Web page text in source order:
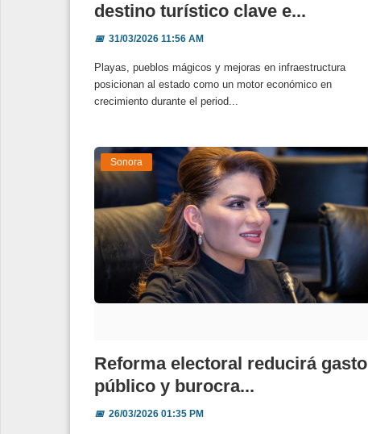
destino turístico clave e...
📅31/03/2026 11:56 AM
Playas, pueblos mágicos y mejoras en infraestructura
posicionan al estado como un motor económico en
crecimiento durante el period...
Sonora
Reforma electoral reducirá gasto
público y burocra...
📅26/03/2026 01:35 PM